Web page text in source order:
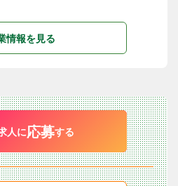
情報を見る
人に応募する